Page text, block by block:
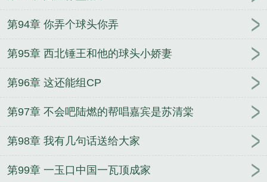
第94章 你弄个球头你弄
第95章 西北锤王和他的球头小娇妻
第96章 这还能组CP
第97章 不会吧陆燃的帮唱嘉宾是苏清棠
第98章 我有几句话送给大家
第99章 一玉口中国一瓦顶成家